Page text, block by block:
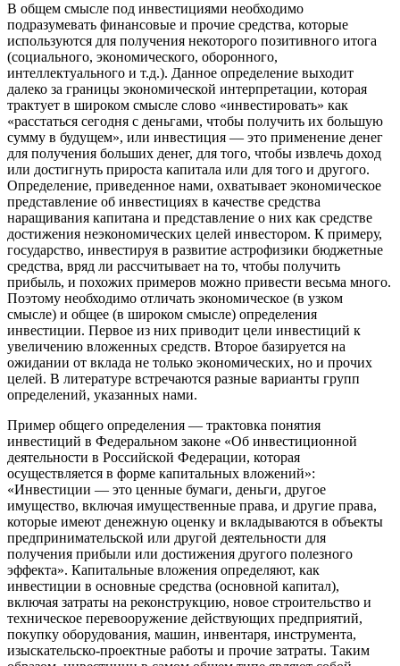
В общем смысле под инвестициями необходимо
подразумевать финансовые и прочие средства, которые
используются для получения некоторого позитивного итога
(социального, экономического, оборонного,
интеллектуального и т.д.). Данное определение выходит
далеко за границы экономической интерпретации, которая
трактует в широком смысле слово «инвестировать» как
«расстаться сегодня с деньгами, чтобы получить их большую
сумму в будущем», или инвестиция — это применение денег
для получения больших денег, для того, чтобы извлечь доход
или достигнуть прироста капитала или для того и другого.
Определение, приведенное нами, охватывает экономическое
представление об инвестициях в качестве средства
наращивания капитана и представление о них как средстве
достижения неэкономических целей инвестором. К примеру,
государство, инвестируя в развитие астрофизики бюджетные
средства, вряд ли рассчитывает на то, чтобы получить
прибыль, и похожих примеров можно привести весьма много.
Поэтому необходимо отличать экономическое (в узком
смысле) и общее (в широком смысле) определения
инвестиции. Первое из них приводит цели инвестиций к
увеличению вложенных средств. Второе базируется на
ожидании от вклада не только экономических, но и прочих
целей. В литературе встречаются разные варианты групп
определений, указанных нами.
Пример общего определения — трактовка понятия
инвестиций в Федеральном законе «Об инвестиционной
деятельности в Российской Федерации, которая
осуществляется в форме капитальных вложений»:
«Инвестиции — это ценные бумаги, деньги, другое
имущество, включая имущественные права, и другие права,
которые имеют денежную оценку и вкладываются в объекты
предпринимательской или другой деятельности для
получения прибыли или достижения другого полезного
эффекта». Капитальные вложения определяют, как
инвестиции в основные средства (основной капитал),
включая затраты на реконструкцию, новое строительство и
техническое перевооружение действующих предприятий,
покупку оборудования, машин, инвентаря, инструмента,
изыскательско-проектные работы и прочие затраты. Таким